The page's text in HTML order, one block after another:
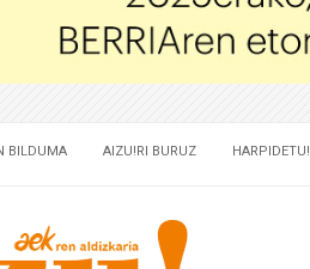
BILDUMA AIZU!RI BURUZ HARPIDETU!